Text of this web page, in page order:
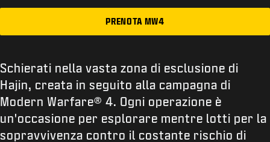
ACCEDI|REGISTRATI
PRENOTA MW4
Schierati nella vasta zona di esclusione di
Hajin, creata in seguito alla campagna di
Modern Warfare® 4. Ogni operazione è
un'occasione per esplorare mentre lotti per la
sopravvivenza contro il costante rischio di